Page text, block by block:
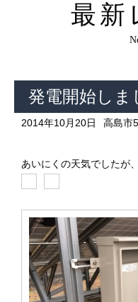
最新
発電開始しま
2014年10月20日 高島市
あいにくの天気でしたが